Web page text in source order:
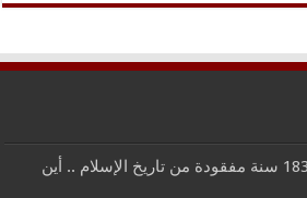
اكثر من 183 سنة مفقودة من تاريخ الإسلام .. أين